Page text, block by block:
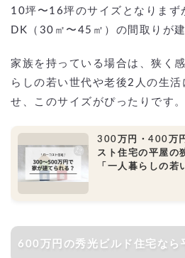
10坪〜16坪のサイズとなりまず
DK（30㎡〜45㎡）の間取りが建
家族を持っている場合は、狭く
らしの若い世代や老後2人の生
せ、このサイズがぴったりです。
300万円・400万
スト住宅の平屋の
「一人暮らしの若
活」、別荘、小屋
600万円の秀光ビルド住宅な